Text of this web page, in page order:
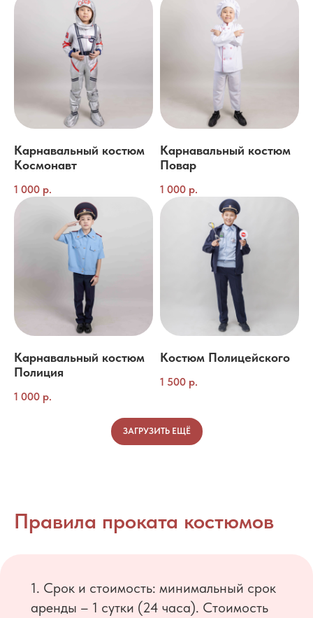
Карнавальный костюм
Космонавт
1 000 р.
Карнавальный костюм
Повар
1 000 р.
Карнавальный костюм
Полиция
1 000 р.
Костюм Полицейского
1 500 р.
ЗАГРУЗИТЬ ЕЩЁ
Правила проката костюмов
1. Срок и стоимость: минимальный срок
аренды – 1 сутки (24 часа). Стоимость